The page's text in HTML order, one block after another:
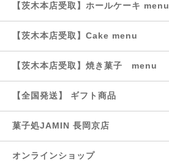
【茨木本店受取】ホールケーキ menu
【茨木本店受取】Cake menu
【茨木本店受取】焼き菓子 menu
【全国発送】 ギフト商品
菓子処JAMIN 長岡京店
オンラインショップ